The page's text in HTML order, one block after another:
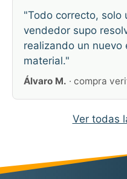
"Todo correcto, solo
vendedor supo
realizando un nuevo
material."
Álvaro M. · compra
Ver todas